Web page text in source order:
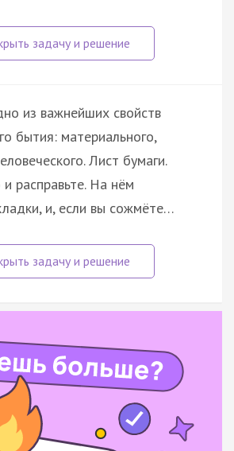
из важнейших свойств
бытия: материального,
Лист бумаги.
расправьте. На нём
и, если вы сожмёте…